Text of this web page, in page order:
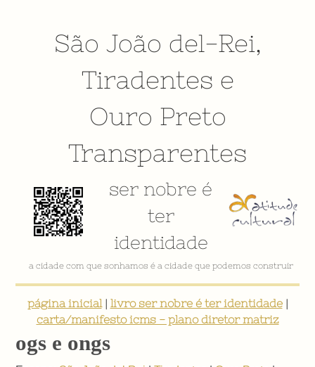
São João del-Rei,
Tiradentes e
Ouro Preto
Transparentes
ser nobre é
ter
identidade
a cidade com que sonhamos é a cidade que podemos construir
página inicial| livro ser nobre é ter identidade|
carta/manifesto icms - plano diretor matriz
ogs e ongs